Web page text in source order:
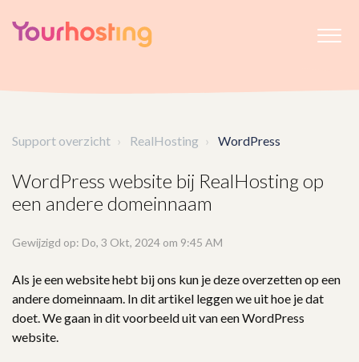
Support overzicht RealHosting WordPress
WordPress website bij RealHosting op
een andere domeinnaam
Gewijzigd op: Do, 3 Okt, 2024 om 9:45 AM
Als je een website hebt bij ons kun je deze overzetten op een
andere domeinnaam. In dit artikel leggen we uit hoe je dat
doet. We gaan in dit voorbeeld uit van een WordPress
website.